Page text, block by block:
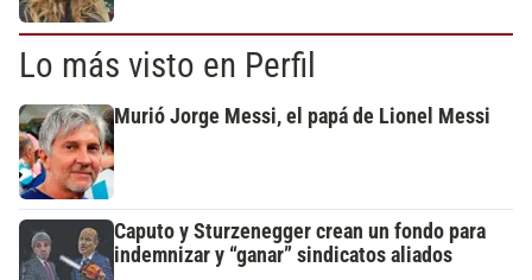
Lo más visto en Perfil
Murió Jorge Messi, el papá de Lionel Messi
Caputo y Sturzenegger crean un fondo para
indemnizar y “ganar” sindicatos aliados